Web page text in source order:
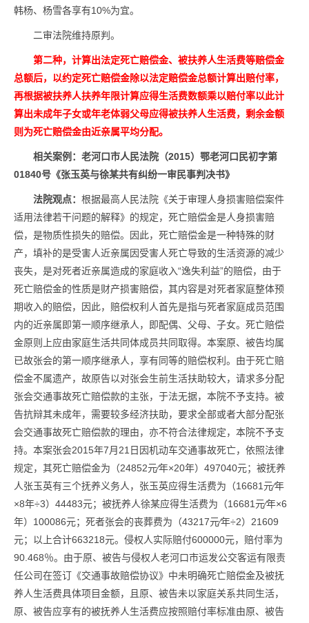
韩杨、杨雪各享有10%为宜。
二审法院维持原判。
第二种，计算出法定死亡赔偿金、被扶养人生活费等赔偿金
总额后，以约定死亡赔偿金除以法定赔偿金总额计算出赔付率，
再根据被扶养人扶养年限计算应得生活费数额乘以赔付率以此计
算出未成年子女或年老体弱父母应得被扶养人生活费，剩余金额
则为死亡赔偿金由近亲属平均分配。
相关案例： 老河口市人民法院（2015）鄂老河口民初字第
01840号 《张玉英与徐某共有纠纷一审民事判决书》
法院观点： 根据最高人民法院《关于审理人身损害赔偿案件
适用法律若干问题的解释》的规定，死亡赔偿金是人身损害赔
偿，是物质性损失的赔偿。因此，死亡赔偿金是一种特殊的财
产，填补的是受害人近亲属因受害人死亡导致的生活资源的减少
丧失，是对死者近亲属造成的家庭收入“逸失利益”的赔偿，由于
死亡赔偿金的性质是财产损害赔偿，其内容是对死者家庭整体预
期收入的赔偿，因此，赔偿权利人首先是指与死者家庭成员范围
内的近亲属即第一顺序继承人，即配偶、父母、子女。死亡赔偿
金原则上应由家庭生活共同体成员共同取得。本案原、被告均属
已故张会的第一顺序继承人，享有同等的赔偿权利。由于死亡赔
偿金不属遗产，故原告以对张会生前生活扶助较大，请求多分配
张会交通事故死亡赔偿款的主张，于法无据，本院不予支持。被
告抗辩其未成年，需要较多经济扶助，要求全部或者大部分配张
会交通事故死亡赔偿款的理由，亦不符合法律规定，本院不予支
持。本案张会2015年7月21日因机动车交通事故死亡，依照法律
规定，其死亡赔偿金为（24852元∕年×20年）497040元；被抚养
人张玉英有三个抚养义务人，张玉英应得生活费为（16681元∕年
×8年÷3）44483元；被抚养人徐某应得生活费为（16681元∕年×6
年）100086元；死者张会的丧葬费为（43217元∕年÷2）21609
元；以上合计663218元。侵权人实际赔付600000元，赔付率为
90.468％。由于原、被告与侵权人老河口市运发公交客运有限责
任公司在签订《交通事故赔偿协议》中未明确死亡赔偿金及被抚
养人生活费具体项目金额，且原、被告未以家庭关系共同生活，
原、被告应享有的被抚养人生活费应按照赔付率标准由原、被告